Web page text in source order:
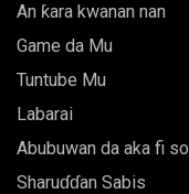
An ƙara kwanan nan
Game da Mu
Tuntube Mu
Labarai
Abubuwan da aka fi so
Sharuɗɗan Sabis